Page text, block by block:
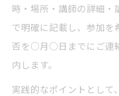
時・場所・講師の詳細
で明確に記載し、参加
否を○月○日までにご連
内します。
実践的なポイントとして